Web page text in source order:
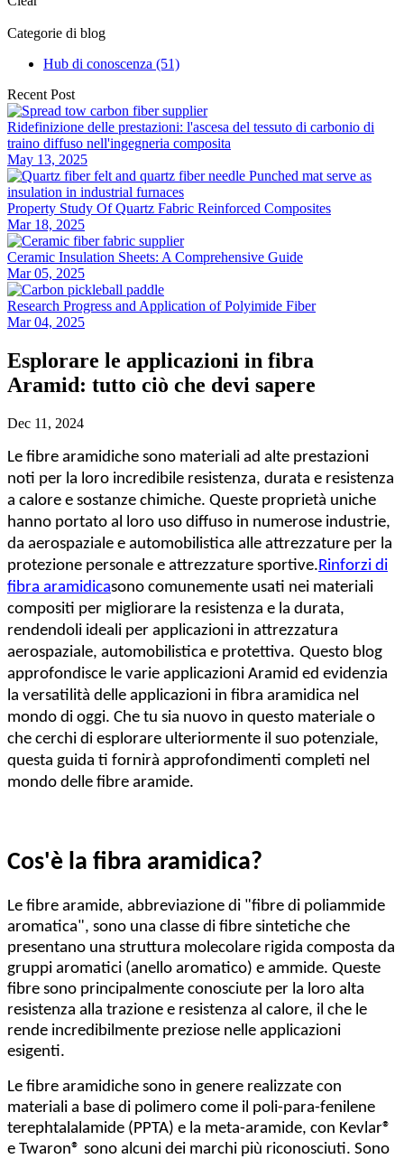
Categorie di blog
Hub di conoscenza (51)
Recent Post
Ridefinizione delle prestazioni: l'ascesa del tessuto di carbonio di
traino diffuso nell'ingegneria composita
May 13, 2025
Property Study Of Quartz Fabric Reinforced Composites
Mar 18, 2025
Ceramic Insulation Sheets: A Comprehensive Guide
Mar 05, 2025
Research Progress and Application of Polyimide Fiber
Mar 04, 2025
Esplorare le applicazioni in fibra
Aramid: tutto ciò che devi sapere
Dec 11, 2024
Le fibre aramidiche sono materiali ad alte prestazioni
noti per la loro incredibile resistenza, durata e resistenza
a calore e sostanze chimiche. Queste proprietà uniche
hanno portato al loro uso diffuso in numerose industrie,
da aerospaziale e automobilistica alle attrezzature per la
protezione personale e attrezzature sportive.Rinforzi di
fibra aramidicasono comunemente usati nei materiali
compositi per migliorare la resistenza e la durata,
rendendoli ideali per applicazioni in attrezzatura
aerospaziale, automobilistica e protettiva. Questo blog
approfondisce le varie applicazioni Aramid ed evidenzia
la versatilità delle applicazioni in fibra aramidica nel
mondo di oggi. Che tu sia nuovo in questo materiale o
che cerchi di esplorare ulteriormente il suo potenziale,
questa guida ti fornirà approfondimenti completi nel
mondo delle fibre aramide.
Cos'è la fibra aramidica?
Le fibre aramide, abbreviazione di "fibre di poliammide
aromatica", sono una classe di fibre sintetiche che
presentano una struttura molecolare rigida composta da
gruppi aromatici (anello aromatico) e ammide. Queste
fibre sono principalmente conosciute per la loro alta
resistenza alla trazione e resistenza al calore, il che le
rende incredibilmente preziose nelle applicazioni
esigenti.
Le fibre aramidiche sono in genere realizzate con
materiali a base di polimero come il poli-para-fenilene
terephtalalamide (PPTA) e la meta-aramide, con Kevlar®
e Twaron® sono alcuni dei marchi più riconosciuti. Sono